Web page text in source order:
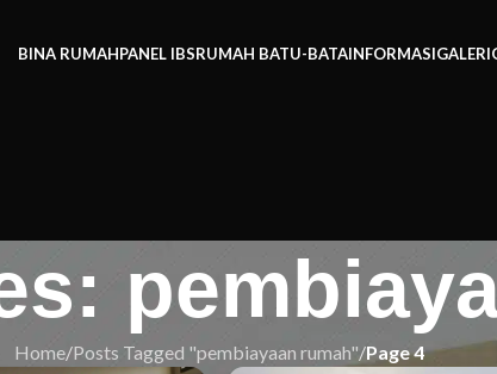
BINA RUMAHPANEL IBSRUMAH BATU-BATAINFORMASIGALERI
Home/Posts Tagged "pembiayaan rumah"/Page 4